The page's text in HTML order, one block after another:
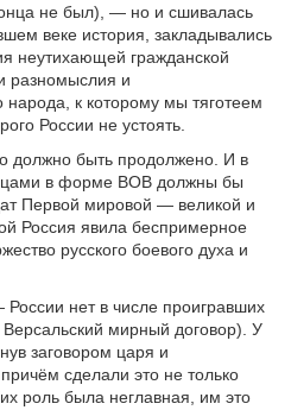
не был), — но и сшивалась
веке история, закладывались
неутихающей гражданской
разномыслия и
народа, к которому мы тяготеем
России не устоять.
должно быть продолжено. И в
в форме ВОВ должны бы
Первой мировой — великой и
Россия явила беспримерное
русского боевого духа и
нет в числе проигравших
мирный договор). У
заговором царя и
сделали это не только
роль была неглавная, им это